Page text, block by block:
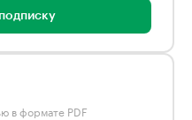
в формате PDF